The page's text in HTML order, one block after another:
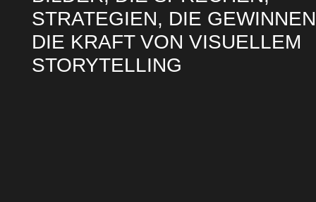
STRATEGIEN, DIE GEWINNEN
DIE KRAFT VON VISUELLEM
STORYTELLING